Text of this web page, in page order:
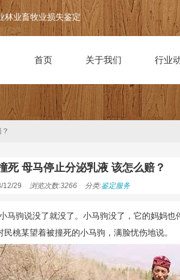
林业畜牧业损失鉴定
首页 关于我们 行业
死 母马停止分泌乳液 该怎么赔？
12/29 浏览次数:3266 分类:鉴定服务
马驹说没了就没了。小马驹没了，它的妈妈
民桃某望着被撞死的小马驹，满脸忧伤地说。